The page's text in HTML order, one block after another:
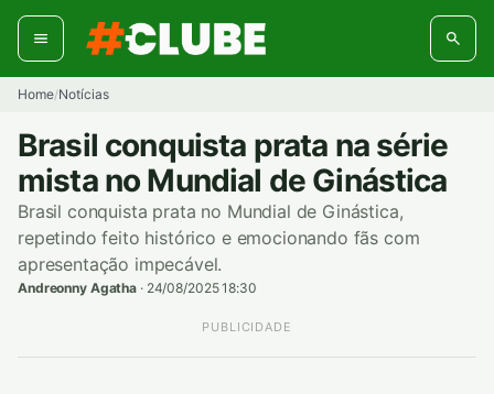
Pular
para
conteúdo
Home/Notícias
Brasil conquista prata na série
mista no Mundial de Ginástica
Brasil conquista prata no Mundial de Ginástica,
repetindo feito histórico e emocionando fãs com
apresentação impecável.
Andreonny Agatha · 24/08/2025 18:30
PUBLICIDADE